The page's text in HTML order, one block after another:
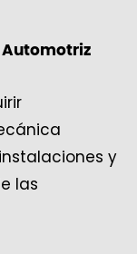
Automotriz
y
las